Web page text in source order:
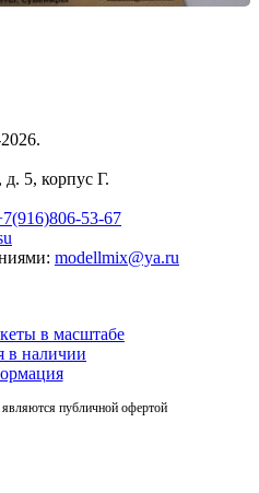
5, корпус Г.
53-67
modellmix@ya.ru
в масштабе
в наличии
публичной офертой